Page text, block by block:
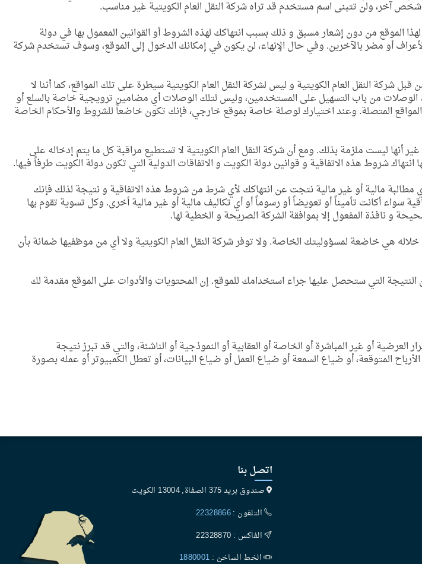
آخر، ولن تتبنى اسم مستخدم قد تراه شركة النقل العام الكويتية غير مناسب.
الموقع من دون إشعار مسبق و ذلك بسبب انتهاكك لهذه الشروط أو القوانين المعمول بها في دولة
أو مضر بالآخرين. وفي حال الإنهاء، لن يكون في إمكانك الدخول إلى الموقع، وسوف تستخدم شركة
شركة النقل العام الكويتية و ليس لشركة النقل العام الكويتية سيطرة على تلك المواقع، كما أننا لا
الوصلات من باب التسهيل على المستخدمين، وليس لتلك الوصلات أي مضامين ترويجية خاصة بالسلع أو
المتصلة. وعند اختيارك لوصلة خاصة بموقع خارجي، فإنك تكون خاضعاً للشروط والأحكام الخاصة
أنها ليست ملزمة بذلك. ومع أن شركة النقل العام الكويتية لا تستطيع مراقبة كل ما يتم إدخاله على
شروط هذه الاتفاقية و قوانين دولة الكويت و الاتفاقات الدولية التي تكون دولة الكويت طرفاً فيها.
مالية أو غير مالية نتجت عن انتهاكك لأي شرط من شروط هذه الاتفاقية و نتيجة لذلك فإنك
سواء أكانت تأميناً أو تعويضاً أو رسوماً أو أي تكاليف مالية أو غير مالية أخرى. وكل تسوية تقوم بها
نافذة المفعول إلا بموافقة الشركة الصريحة و الخطية لها.
هي خاضعة لمسؤوليتك الخاصة. ولا توفر شركة النقل العام الكويتية ولا أي من موظفيها ضمانة بأن
التي ستحصل عليها جراء استخدامك للموقع. إن المحتويات والأدوات على الموقع مقدمة لك
أو غير المباشرة أو الخاصة أو العقابية أو النموذجية أو الناشئة، والتي قد تبرز نتيجة
المتوقعة، أو ضياع السمعة أو ضياع العمل أو ضياع البيانات، أو تعطل الكمبيوتر أو عمله بصورة
اتصل بنا
صندوق بريد 375 الصفاة, 13004 الكويت
التلفون :22328866
الفاكس : 22328870
الخط الساخن : 1880001